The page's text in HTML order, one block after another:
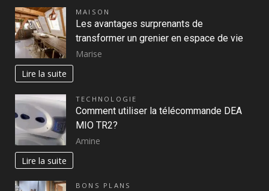
MAISON
Les avantages surprenants de
transformer un grenier en espace de vie
Marise
Lire la suite
TECHNOLOGIE
Comment utiliser la télécommande DEA
MIO TR2?
Amine
Lire la suite
BONS PLANS